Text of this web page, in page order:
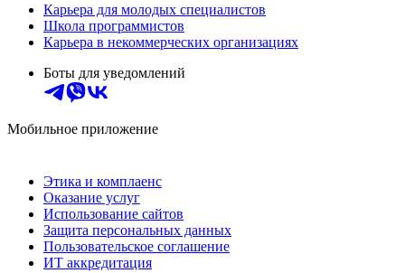
Карьера для молодых специалистов
Школа программистов
Карьера в некоммерческих организациях
Боты для уведомлений
Мобильное приложение
Этика и комплаенс
Оказание услуг
Использование сайтов
Защита персональных данных
Пользовательское соглашение
ИТ аккредитация